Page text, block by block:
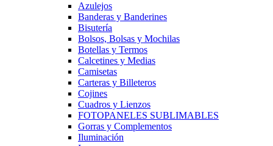
Azulejos
Banderas y Banderines
Bisutería
Bolsos, Bolsas y Mochilas
Botellas y Termos
Calcetines y Medias
Camisetas
Carteras y Billeteros
Cojines
Cuadros y Lienzos
FOTOPANELES SUBLIMABLES
Gorras y Complementos
Iluminación